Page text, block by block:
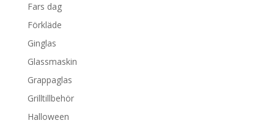
Fars dag
Förkläde
Ginglas
Glassmaskin
Grappaglas
Grilltillbehör
Halloween